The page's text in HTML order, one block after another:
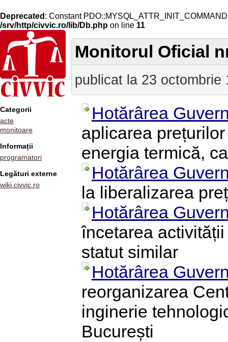
Deprecated : Constant
/srv/http/civvic.ro/lib/Db.php on line 11
Categorii
acte
monitoare
Informații
programatori
Legături externe
wiki.civvic.ro
Monitorul Oficial
publicat la 23 octombrie
Hotărârea
aplicarea
energia termică,
Hotărârea
la liberalizarea
Hotărârea
încetarea
statut similar
Hotărârea
reorganizarea
inginerie
București